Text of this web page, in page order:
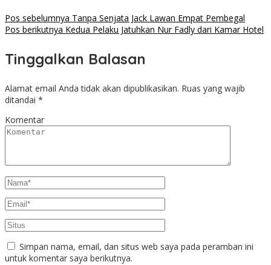
Pos sebelumnya Tanpa Senjata Jack Lawan Empat Pembegal
Pos berikutnya Kedua Pelaku Jatuhkan Nur Fadly dari Kamar Hotel
Tinggalkan Balasan
Alamat email Anda tidak akan dipublikasikan. Ruas yang wajib
ditandai *
Komentar
Simpan nama, email, dan situs web saya pada peramban ini
untuk komentar saya berikutnya.